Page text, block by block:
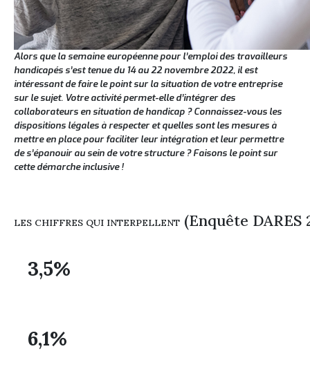
Alors que la semaine européenne pour l’emploi des travailleurs
handicapés s’est tenue du 14 au 22 novembre 2022, il est
intéressant de faire le point sur la situation de votre entreprise
sur le sujet. Votre activité permet-elle d’intégrer des
collaborateurs en situation de handicap ? Connaissez-vous les
dispositions légales à respecter et quelles sont les mesures à
mettre en place pour faciliter leur intégration et leur permettre
de s’épanouir au sein de votre structure ? Faisons le point sur
cette démarche inclusive !
LES CHIFFRES QUI INTERPELLENT (Enquête DARES
3,5%
6,1%